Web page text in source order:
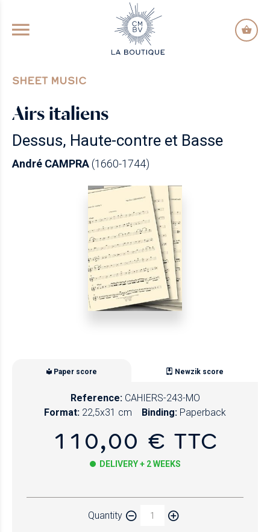
GO TO PRINCIPAL CONTENT
SHEET MUSIC
Airs italiens
Dessus, Haute-contre et Basse
André CAMPRA(1660-1744)
Paper score Newzik score
Reference: CAHIERS-243-MO
Format: 22,5x31 cm Binding: Paperback
110,00 € TTC
DELIVERY + 2 WEEKS
Quantity